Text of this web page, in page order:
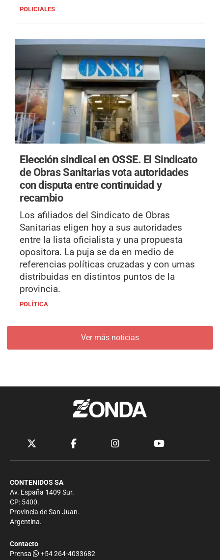
POLICIALES
Elección sindical en OSSE. El Sindicato
de Obras Sanitarias vota autoridades
con disputa entre continuidad y
recambio
Los afiliados del Sindicato de Obras
Sanitarias eligen hoy a sus autoridades
entre la lista oficialista y una propuesta
opositora. La puja se da en medio de
referencias políticas cruzadas y con urnas
distribuidas en distintos puntos de la
provincia.
POLÍTICA
Ver más noticias
CONTENIDOS SA
Av. España 1409 Sur.
CP: 5400.
Provincia de San Juan.
Argentina.
Contacto
Prensa
+54 264-4033682